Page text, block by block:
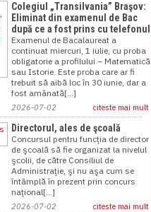
Colegiul „Transilvania” Braşov:
Eliminat din examenul de Bac
după ce a fost prins cu telefonul
Examenul de Bacalaureat a
continuat miercuri, 1 iulie, cu proba
obligatorie a profilului – Matematică
sau Istorie. Este proba care ar fi
trebuit să aibă loc în 30 iunie, dar a
fost amânată[...]
2026-07-02 citeste mai mult
Directorul, ales de şcoală
Concursul pentru funcţia de director
de şcoală să fie organizat la nivelul
şcolii, de către Consiliul de
Administraţie, şi nu aşa cum se
întâmplă în prezent prin concurs
naţional[...]
2026-07-02 citeste mai mult